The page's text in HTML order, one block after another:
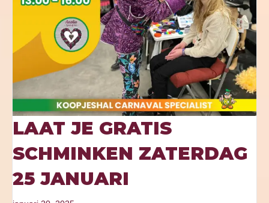
LAAT JE GRATIS
SCHMINKEN ZATERDAG
25 JANUARI